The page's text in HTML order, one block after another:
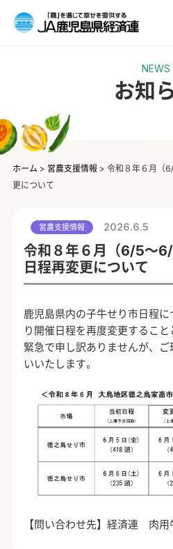
NEWS
お知
ホーム > 営農支援情報 > 令和８年６月（
更について
営農支援情報 2026.6.5
令和８年６月（6/5～
日程再変更について
鹿児島県内の子牛せり市日程
り開催日程を再度変更すること
緊急で申し訳ありませんが、
いいたします。
【問い合わせ先】経済連 肉